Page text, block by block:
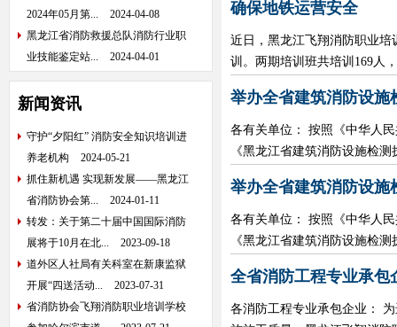
2024年05月第...
2024-04-08
黑龙江省消防救援总队消防行业职
业技能鉴定站...
2024-04-01
新闻资讯
守护“夕阳红” 消防安全知识培训进
养老机构
2024-05-21
抓住新机遇 实现新发展——黑龙江
省消防协会第...
2024-01-11
转发：关于第二十届中国国际消防
展将于10月在北...
2023-09-18
道外区人社局有关科室在新康监狱
开展“四送活动...
2023-07-31
省消防协会飞翔消防职业培训学校
确保地铁运营安全
近日，黑龙江飞翔消防职业
训。两期培训班共培训169人
举办全省建筑消防设施
各有关单位： 按照《中华人
《黑龙江省建筑消防设施检
举办全省建筑消防设施
各有关单位： 按照《中华人
《黑龙江省建筑消防设施检
全省消防工程专业承包
各消防工程专业承包企业：